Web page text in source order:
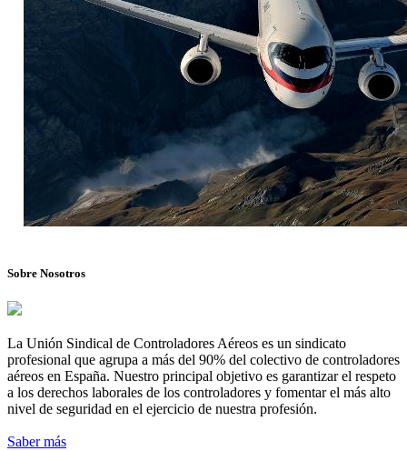
Sobre Nosotros
La Unión Sindical de Controladores Aéreos es un sindicato
profesional que agrupa a más del 90% del colectivo de controladores
aéreos en España. Nuestro principal objetivo es garantizar el respeto
a los derechos laborales de los controladores y fomentar el más alto
nivel de seguridad en el ejercicio de nuestra profesión.
Saber más